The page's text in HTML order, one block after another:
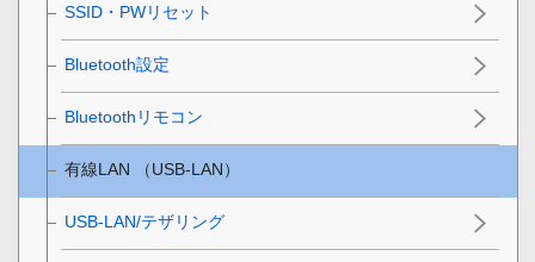
SSID・PWリセット
Bluetooth設定
Bluetoothリモコン
有線LAN （USB-LAN）
USB-LAN/テザリング